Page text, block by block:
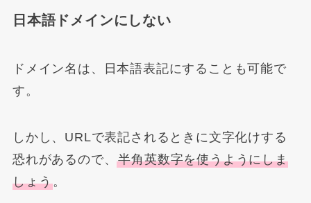
日本語ドメインにしない
ドメイン名は、日本語表記にすることも可能で
す。
しかし、URLで表記されるときに文字化けする
恐れがあるので、半角英数字を使うようにしま
しょう。